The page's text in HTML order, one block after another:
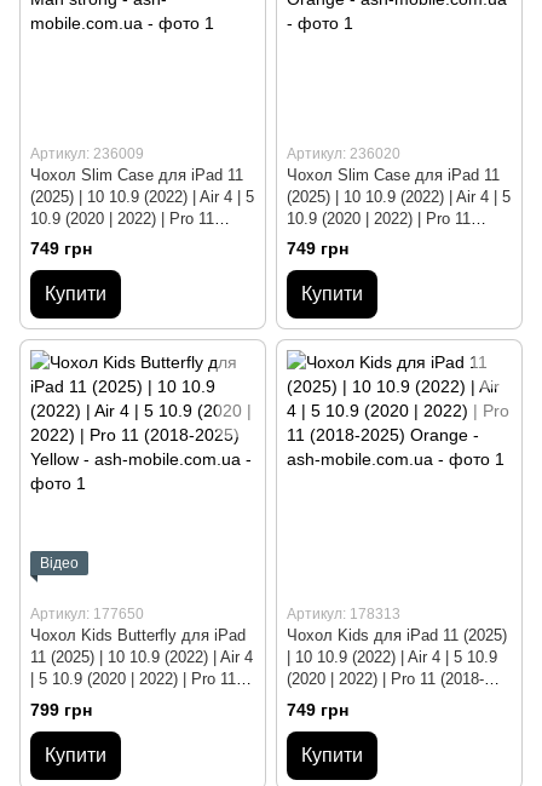
Артикул: 236009
Чохол Slim Case для iPad 11
(2025) | 10 10.9 (2022) | Air 4 | 5
10.9 (2020 | 2022) | Pro 11
(2018-2025) Spider Man strong
749 грн
Купити
Артикул: 236020
Чохол Slim Case для iPad 11
(2025) | 10 10.9 (2022) | Air 4 | 5
10.9 (2020 | 2022) | Pro 11
(2018-2025) BMW Orange
749 грн
Купити
Відео
Артикул: 177650
Чохол Kids Butterfly для iPad
11 (2025) | 10 10.9 (2022) | Air 4
| 5 10.9 (2020 | 2022) | Pro 11
(2018-2025) Yellow
799 грн
Купити
Артикул: 178313
Чохол Kids для iPad 11 (2025)
| 10 10.9 (2022) | Air 4 | 5 10.9
(2020 | 2022) | Pro 11 (2018-
2025) Orange
749 грн
Купити